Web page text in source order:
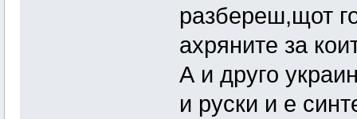
разбереш,щот
ахряните за
А и друго
и руски и е